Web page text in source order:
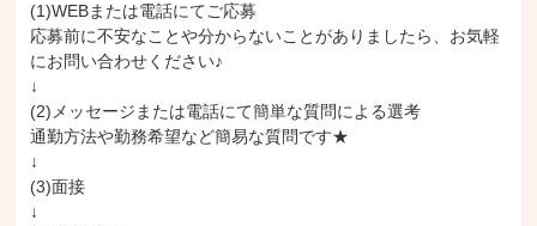
(1)WEBまたは電話にてご応募
応募前に不安なことや分からないことがありましたら、お気軽
にお問い合わせください♪
↓
(2)メッセージまたは電話にて簡単な質問による選考
通勤方法や勤務希望など簡易な質問です★
↓
(3)面接
↓